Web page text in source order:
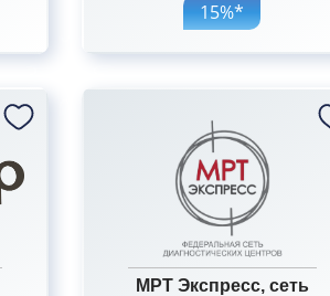
15%*
МРТ Экспресс, сеть